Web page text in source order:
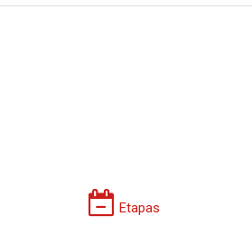
Etapas